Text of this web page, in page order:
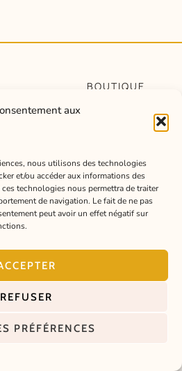
aux
nous utilisons des technologies
et/ou accéder aux informations des
technologies nous permettra de traiter
de navigation. Le fait de ne pas
peut avoir un effet négatif sur
REFUSER
PRÉFÉRENCES
Lisa Léger –
2026
BOUTIQUE
COURRIER DE
DESSIN
POLITIQUE DE
CONFIDENTIALITÉ